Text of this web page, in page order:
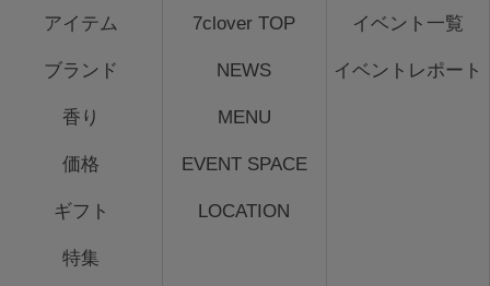
アイテム
ブランド
香り
価格
ギフト
特集
7clover TOP
NEWS
MENU
EVENT SPACE
LOCATION
イベント一覧
イベントレポート